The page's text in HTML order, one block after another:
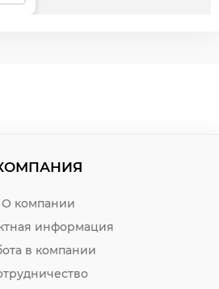
О компании
информация
в компании